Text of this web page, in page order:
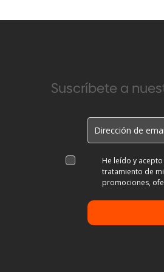
Suscríbete a
He leído y acepto
tratamiento de
promociones,